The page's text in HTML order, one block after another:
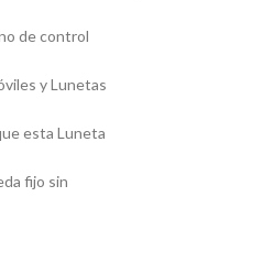
de control
y Lunetas
esta Luneta
fijo sin